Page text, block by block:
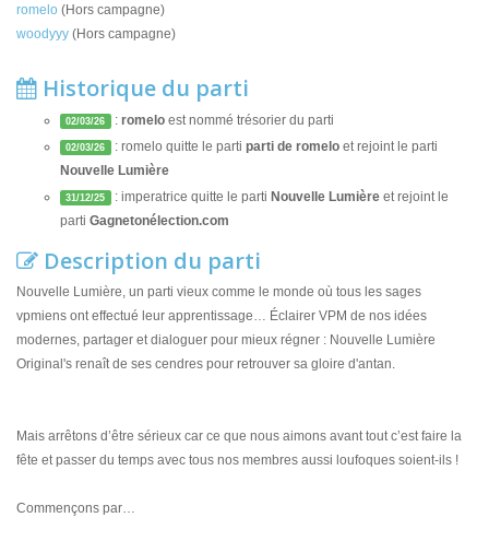
romelo (Hors campagne)
woodyyy (Hors campagne)
Historique du parti
02/03/26 : romeloest nommé trésorier du parti
02/03/26 : romelo quitte le parti parti de romeloet rejoint le parti
Nouvelle Lumière
31/12/25 : imperatrice quitte le parti Nouvelle Lumière et rejoint le
parti Gagnetonélection.com
Description du parti
Nouvelle Lumière, un parti vieux comme le monde où tous les sages
vpmiens ont effectué leur apprentissage… Éclairer VPM de nos idées
modernes, partager et dialoguer pour mieux régner : Nouvelle Lumière
Original's renaît de ses cendres pour retrouver sa gloire d'antan.
Mais arrêtons d’être sérieux car ce que nous aimons avant tout c’est faire la
fête et passer du temps avec tous nos membres aussi loufoques soient-ils !
Commençons par…